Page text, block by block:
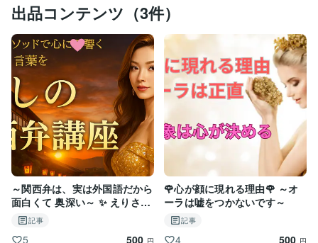
出品コンテンツ（3件）
～関西弁は、実は外国語だから
面白くて 奥深い～ ✨ えりさの
バイリンガル力、ここに開花✨
記事
5 500 円
🌹心が顔に現れる理由🌹 ～オ
ーラは嘘をつかないです～
記事
4 500 円